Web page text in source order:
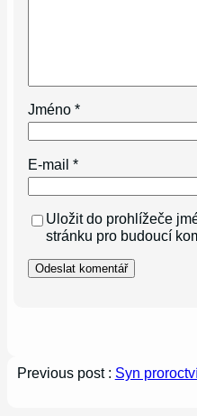
Jméno*
E-mail*
Uložit do prohlížeče
stránku pro budoucí
Previous post : Syn